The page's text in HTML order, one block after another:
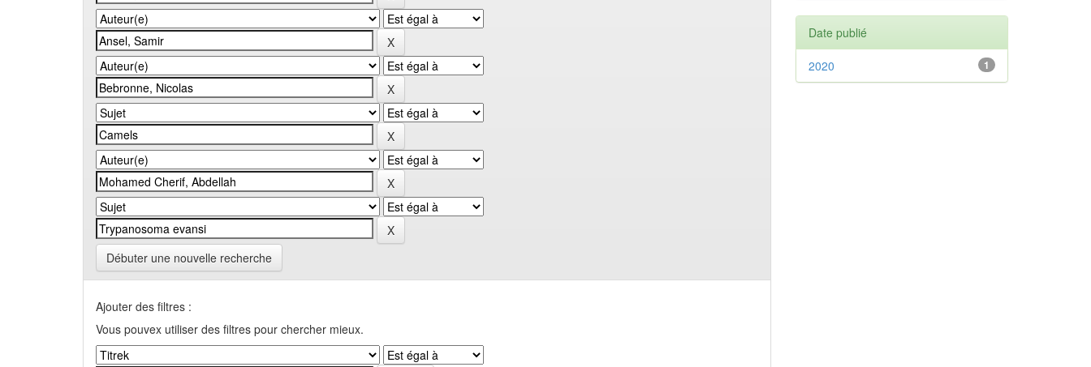
Débuter une nouvelle recherche
Ajouter des filtres :
Vous pouvex utiliser des filtres pour chercher mieux.
Date publié
1
2020